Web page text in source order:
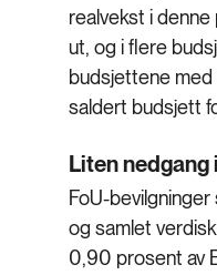
realvekst i
ut, og i flere
budsjettene med
saldert budsjett
Liten nedgang
FoU-
og samlet
0,90 prosent av